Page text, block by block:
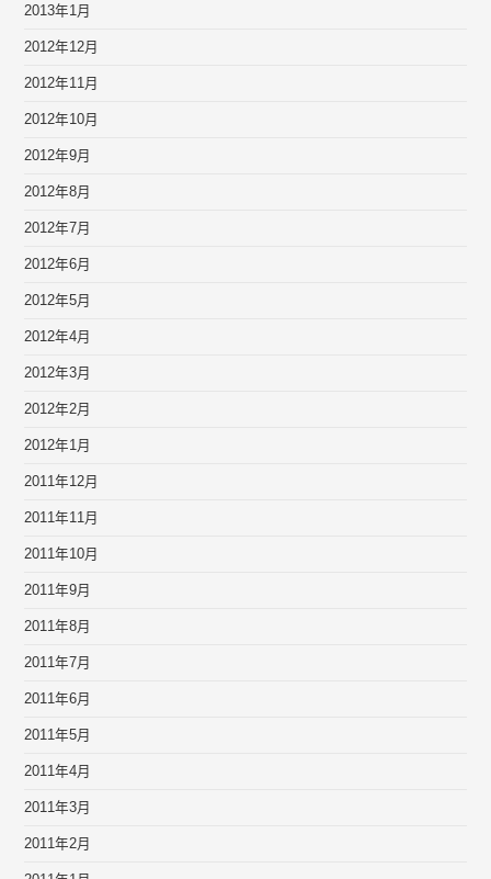
2013年1月
2012年12月
2012年11月
2012年10月
2012年9月
2012年8月
2012年7月
2012年6月
2012年5月
2012年4月
2012年3月
2012年2月
2012年1月
2011年12月
2011年11月
2011年10月
2011年9月
2011年8月
2011年7月
2011年6月
2011年5月
2011年4月
2011年3月
2011年2月